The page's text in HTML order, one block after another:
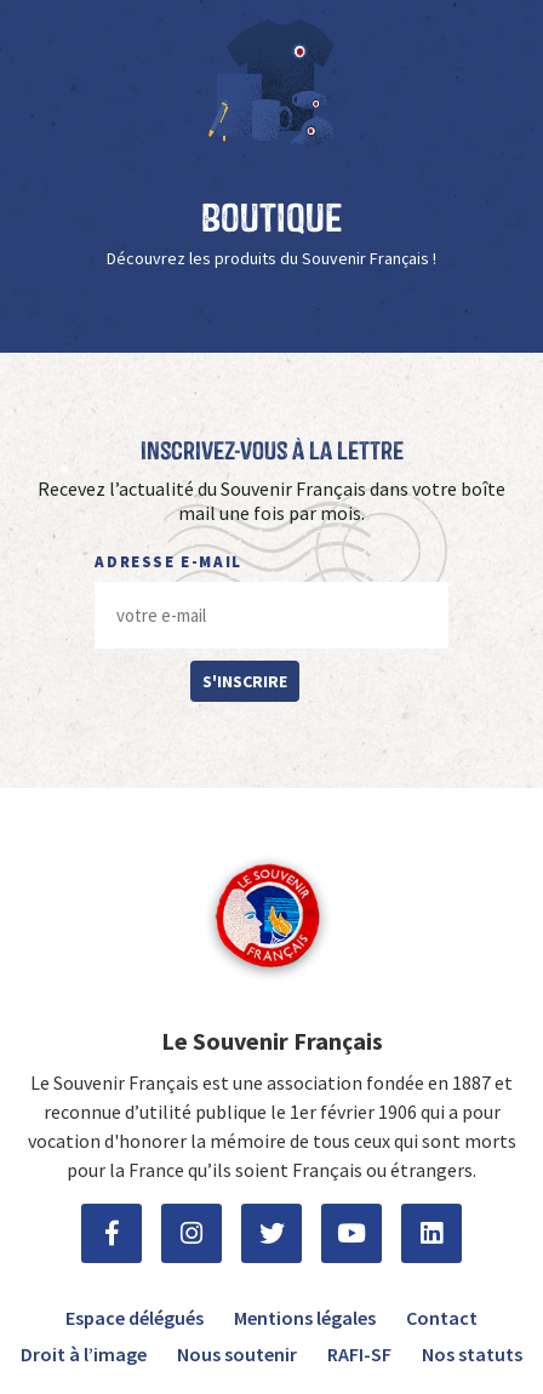
Boutique
Découvrez les produits du Souvenir Français !
Inscrivez-vous à La Lettre
Recevez l’actualité du Souvenir Français dans votre boîte
mail une fois par mois.
ADRESSE E-MAIL
S'INSCRIRE
Le Souvenir Français
Le Souvenir Français est une association fondée en 1887 et
reconnue d’utilité publique le 1er février 1906 qui a pour
vocation d'honorer la mémoire de tous ceux qui sont morts
pour la France qu’ils soient Français ou étrangers.
Espace délégués Mentions légales
Contact
Droit à l’image
Nous soutenir RAFI-SF Nos statuts